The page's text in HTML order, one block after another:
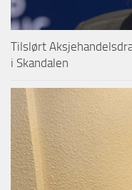
Tilslørt
i Skandalen